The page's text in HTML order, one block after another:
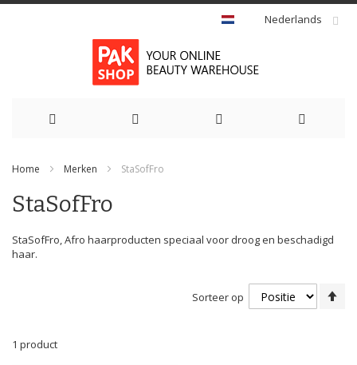
Nederlands
de
inhoud
Home Merken StaSofFro
StaSofFro
StaSofFro, Afro haarproducten speciaal voor droog en beschadigd
haar.
1 product
Sorteer op